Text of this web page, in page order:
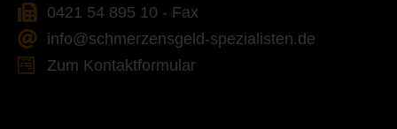
0421 54 895 10 - Fax
info@schmerzensgeld-spezialisten.de
Zum Kontaktformular